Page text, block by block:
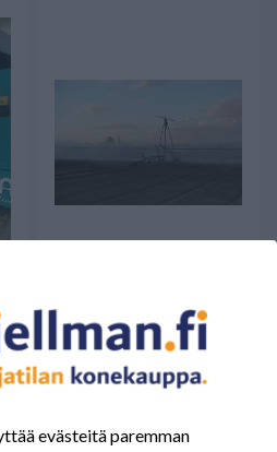
10067,00 €
Saatavilla
evästeitä paremman